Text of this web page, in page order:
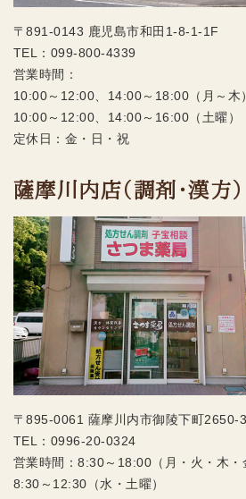
〒891-0143 鹿児島市和田1-8-1-1F
TEL： 099-800-4339
営業時間：
10:00～12:00、14:00～18:00（月～木）
10:00～12:00、14:00～16:00（土曜）
定休日：金・日・祝
薩摩川内店（調剤・漢方）
〒895-0061 薩摩川内市御陵下町2650-3
TEL： 0996-20-0324
営業時間：8:30～18:00（月・火・木・
8:30～12:30（水・土曜）